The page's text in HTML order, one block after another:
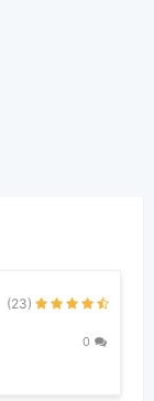
(23)
0